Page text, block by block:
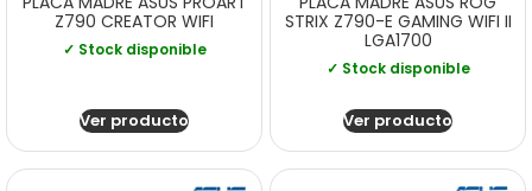
Z790 CREATOR WIFI
✓ Stock disponible
Ver producto
STRIX Z790-E GAMING WIFI II
LGA1700
✓ Stock disponible
Ver producto